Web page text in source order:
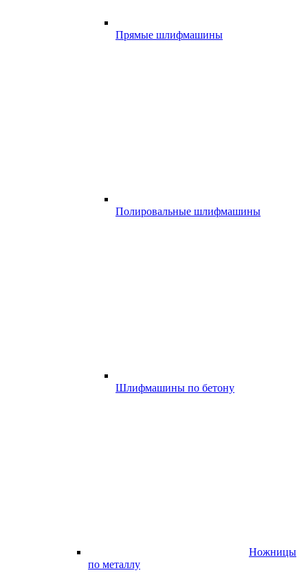
Прямые шлифмашины
Полировальные шлифмашины
Шлифмашины по бетону
Ножницы
по металлу